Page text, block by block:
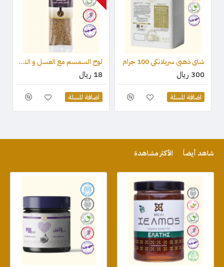
شاي ذهبي سريلانكي 100 جرام
300 ريال
اضافة للسلة
لوح السمسم مع العسل و التوت البري (قطعة واحدة) 75 جرام
18 ريال
اضافة للسلة
شاهد أيضاً الأكثر مشاهدة